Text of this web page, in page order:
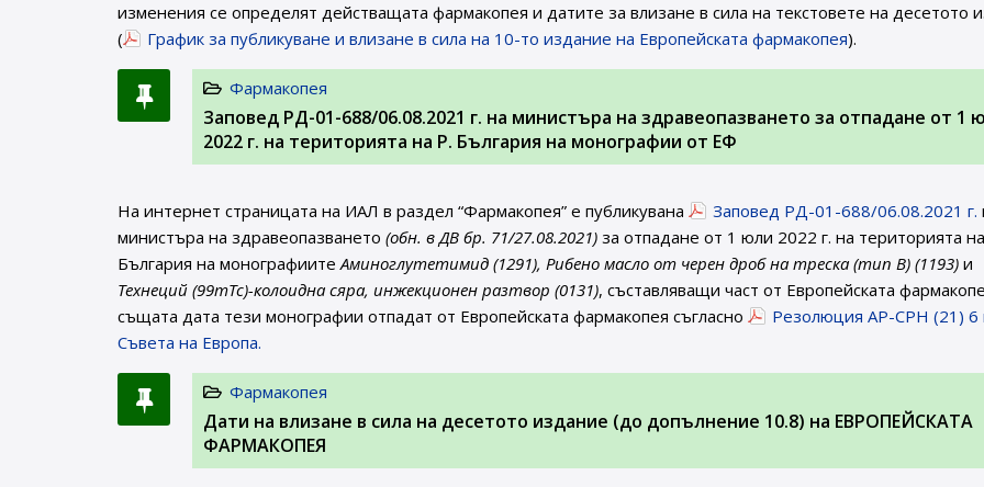
изменения се определят действащата фармакопея и датите за влизане в сила на текстовете на десетото
(
График за публикуване и влизане в сила на 10-то издание на Европейската фармакопея).
Фармакопея
Заповед РД-01-688/06.08.2021 г. на министъра на здравеопазването за отпадане от 1
2022 г. на територията на Р. България на монографии от ЕФ
На интернет страницата на ИАЛ в раздел “Фармакопея” е публикувана Заповед РД-01-688/06.08.2021 г.
министъра на здравеопазването (обн. в ДВ бр. 71/27.08.2021) за отпадане от 1 юли 2022 г. на територията
България на монографиитеАминоглутетимид (1291), Рибено масло от черен дроб на треска (тип В) (1193) и
Технеций (99mTc)-колоидна сяра, инжекционен разтвор (0131), съставляващи част от Европейската
същата дата тези монографии отпадат от Европейската фармакопея съгласно
Резолюция AP-CPH (21) 6
Съвета на Европа.
Фармакопея
Дати на влизане в сила на десетото издание (до допълнение 10.8) на ЕВРОПЕЙСКАТА
ФАРМАКОПЕЯ